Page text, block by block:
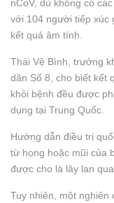
nCoV, dù không có
với 104 người tiếp xúc
kết quả âm tính.
Thái Vệ Bình, trưởng
dân Số 8, cho biết kết
khỏi bệnh đều được
dụng tại Trung Quốc.
Hướng dẫn điều trị
từ họng hoặc mũi của
được cho là lây lan
Tuy nhiên, một nghiên